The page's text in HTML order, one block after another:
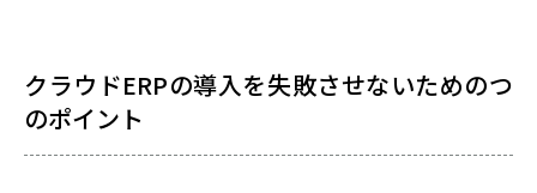
クラウドERPの導入を失敗させないためのつ
のポイント